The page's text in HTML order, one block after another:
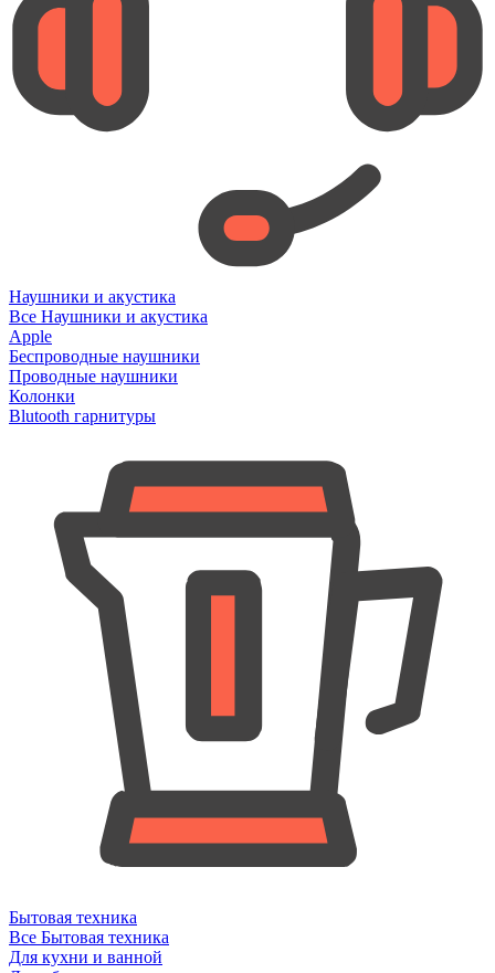
Наушники и акустика
Все Наушники и акустика
Apple
Беспроводные наушники
Проводные наушники
Колонки
Blutooth гарнитуры
Бытовая техника
Все Бытовая техника
Для кухни и ванной